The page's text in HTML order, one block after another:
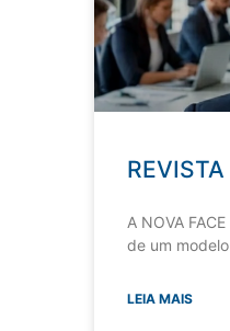
A NOVA
de um
LEIA MAIS